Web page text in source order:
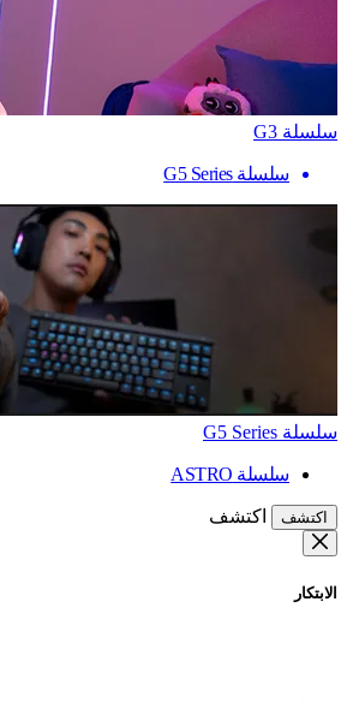
سلسلة G3
سلسلة G5 Series
سلسلة G5 Series
سلسلة ASTRO
اكتشف اكتشف
الابتكار